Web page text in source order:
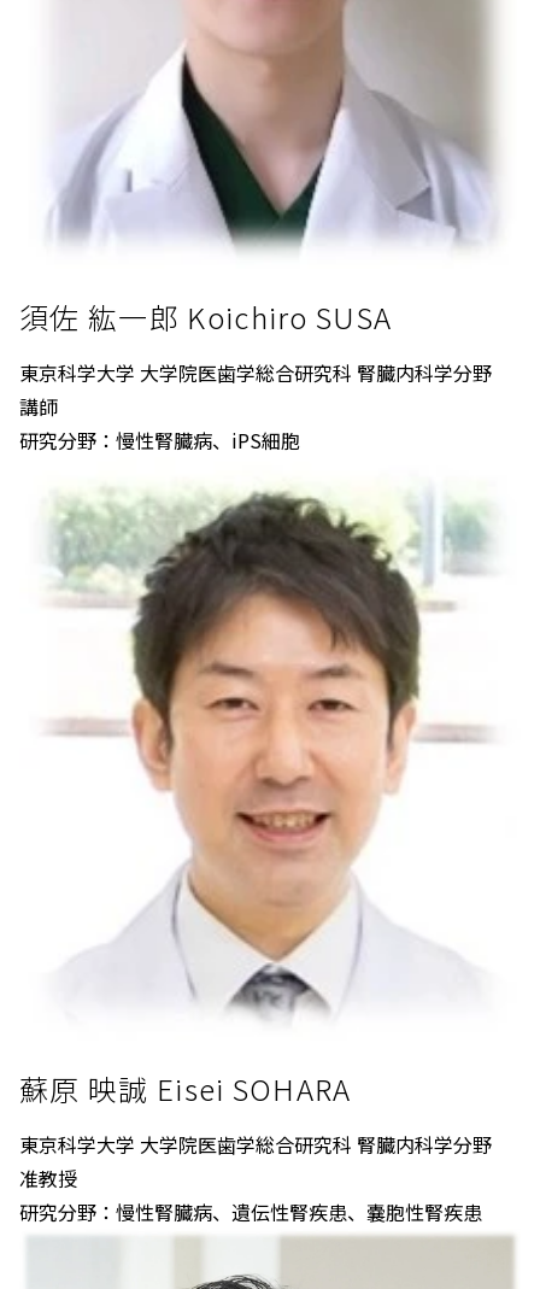
須佐 紘一郎 Koichiro SUSA
東京科学大学 大学院医歯学総合研究科 腎臓内科学分野
講師
研究分野：慢性腎臓病、iPS細胞
蘇原 映誠 Eisei SOHARA
東京科学大学 大学院医歯学総合研究科 腎臓内科学分野
准教授
研究分野：慢性腎臓病、遺伝性腎疾患、嚢胞性腎疾患